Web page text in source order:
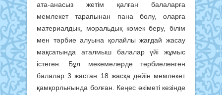
ата-анасыз жетім қалған балаларға
мемлекет тарапынан пана болу, оларға
материалдық, моральдық көмек беру, білім
мен тәрбие алуына қолайлы жағдай жасау
мақсатында аталмыш балалар үйі жұмыс
істеген. Бұл мекемелерде тәрбиеленген
балалар 3 жастан 18 жасқа дейін мемлекет
қамқорлығында болған. Кеңес өкіметі кезінде